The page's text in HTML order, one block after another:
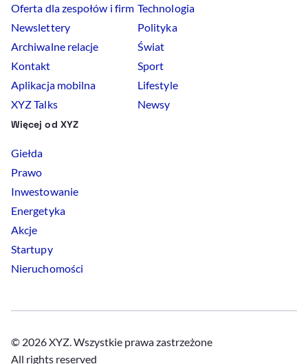
Oferta dla zespołów i firm
Newslettery
Archiwalne relacje
Kontakt
Aplikacja mobilna
XYZ Talks
Technologia
Polityka
Świat
Sport
Lifestyle
Newsy
Więcej od XYZ
Giełda
Prawo
Inwestowanie
Energetyka
Akcje
Startupy
Nieruchomości
© 2026 XYZ. Wszystkie prawa zastrzeżone
All rights reserved